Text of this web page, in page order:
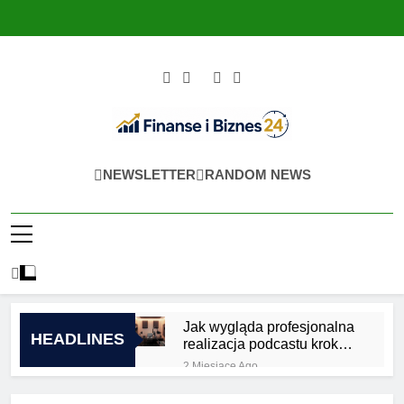
Finanse I Biznes
NEWSLETTER RANDOM NEWS
HEADLINES
Jak wygląda profesjonalna
realizacja podcastu krok
po kroku?
2 Miesiące Ago